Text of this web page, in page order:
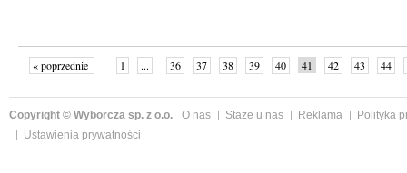
« poprzednie 1 ... 36 37 38 39 40 41 42 43 44
Copyright © Wyborcza sp. z o.o. O nas Staże u nas Reklama
Polityka
Ustawienia prywatności